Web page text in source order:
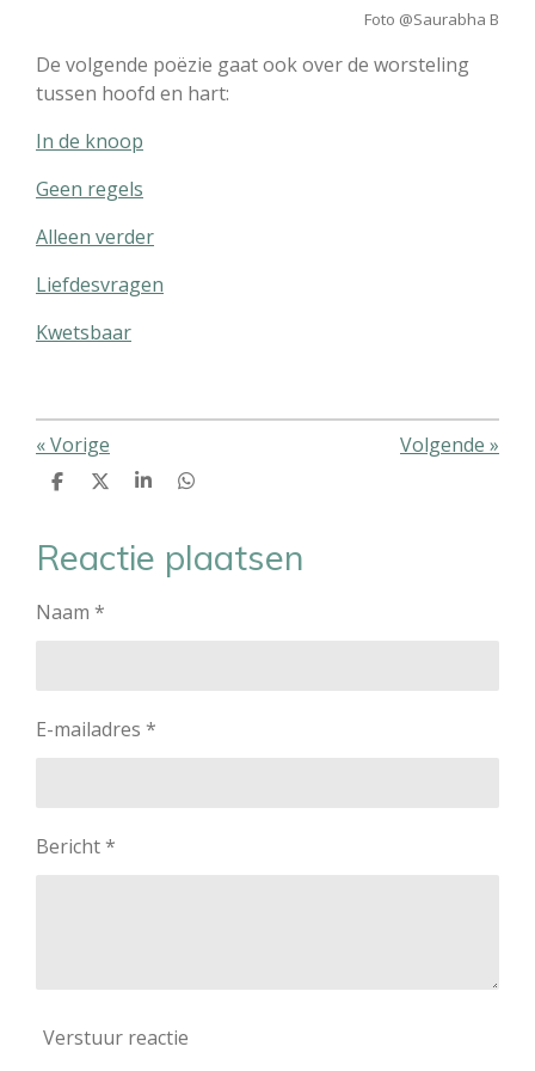
Foto @Saurabha B
De volgende poëzie gaat ook over de worsteling
tussen hoofd en hart:
In de knoop
Geen regels
Alleen verder
Liefdesvragen
Kwetsbaar
«Vorige Volgende »
D
e
n
D
S
e
D
e
Reactie plaatsen
Naam *
E-mailadres *
Bericht *
Verstuur reactie